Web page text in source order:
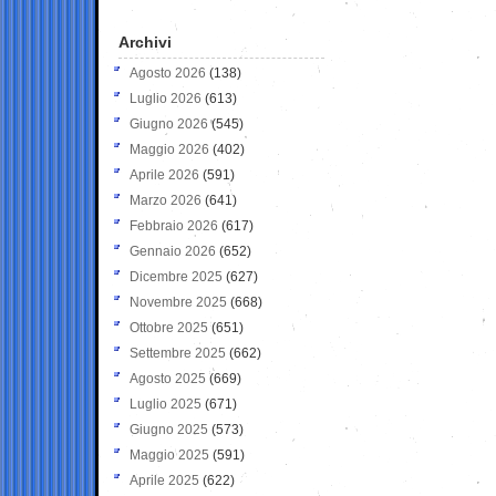
Archivi
Agosto 2026 (138)
Luglio 2026 (613)
Giugno 2026 (545)
Maggio 2026 (402)
Aprile 2026 (591)
Marzo 2026 (641)
Febbraio 2026 (617)
Gennaio 2026 (652)
Dicembre 2025 (627)
Novembre 2025 (668)
Ottobre 2025 (651)
Settembre 2025 (662)
Agosto 2025 (669)
Luglio 2025 (671)
Giugno 2025 (573)
Maggio 2025 (591)
Aprile 2025 (622)